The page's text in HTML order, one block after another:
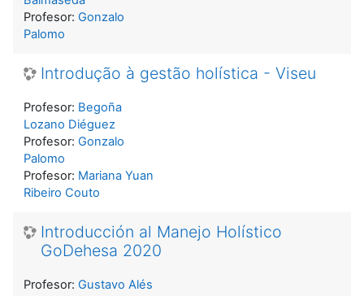
Profesor: Gonzalo
Palomo
Introdução à gestão holística - Viseu
Profesor: Begoña
Lozano Diéguez
Profesor: Gonzalo
Palomo
Profesor: Mariana Yuan
Ribeiro Couto
Introducción al Manejo Holístico
GoDehesa 2020
Profesor: Gustavo Alés